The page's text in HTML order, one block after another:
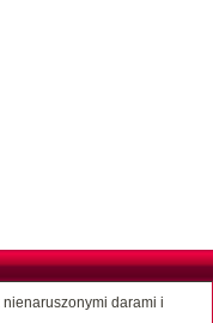
darami i